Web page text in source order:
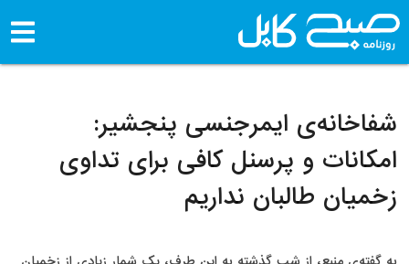
شفاخانه‌ی ایمرجنسی پنجشیر:
امکانات و پرسنل کافی برای تداوی
زخمیان طالبان نداریم